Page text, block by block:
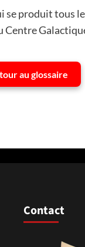
se produit tous
Centre
au glossaire
Contact